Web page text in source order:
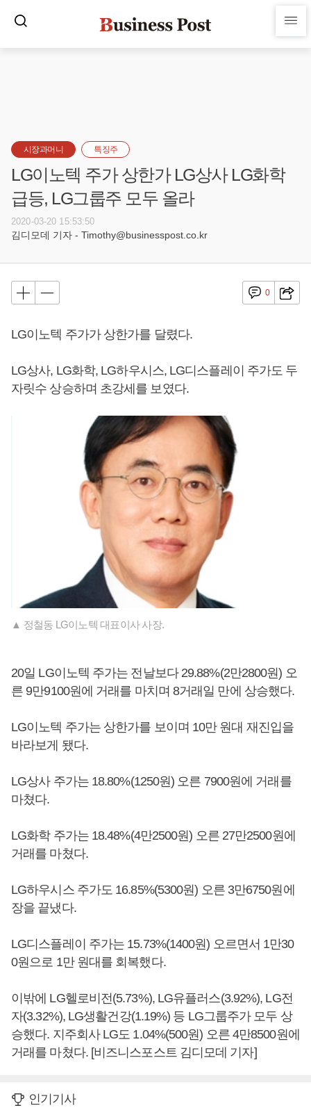
시장과머니 특징주
LG이노텍 주가 상한가 LG상사 LG화학
급등, LG그룹주 모두 올라
2020-03-20 15:53:50
김디모데 기자 - Timothy@businesspost.co.kr
0
LG이노텍 주가가 상한가를 달렸다.
LG상사, LG화학, LG하우시스, LG디스플레이 주가도 두
자릿수 상승하며 초강세를 보였다.
▲ 정철동 LG이노텍 대표이사 사장.
20일 LG이노텍 주가는 전날보다 29.88%(2만2800원) 오
른 9만9100원에 거래를 마치며 8거래일 만에 상승했다.
LG이노텍 주가는 상한가를 보이며 10만 원대 재진입을
바라보게 됐다.
LG상사 주가는 18.80%(1250원) 오른 7900원에 거래를
마쳤다.
LG화학 주가는 18.48%(4만2500원) 오른 27만2500원에
거래를 마쳤다.
LG하우시스 주가도 16.85%(5300원) 오른 3만6750원에
장을 끝냈다.
LG디스플레이 주가는 15.73%(1400원) 오르면서 1만30
0원으로 1만 원대를 회복했다.
이밖에 LG헬로비전(5.73%), LG유플러스(3.92%), LG전
자(3.32%), LG생활건강(1.19%) 등 LG그룹주가 모두 상
승했다. 지주회사 LG도 1.04%(500원) 오른 4만8500원에
거래를 마쳤다. [비즈니스포스트 김디모데 기자]
인기기사